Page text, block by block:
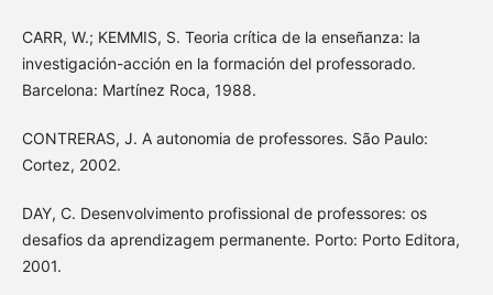
CARR, W.; KEMMIS, S. Teoria crítica de la enseñanza: la
investigación-acción en la formación del professorado.
Barcelona: Martínez Roca, 1988.
CONTRERAS, J. A autonomia de professores. São Paulo:
Cortez, 2002.
DAY, C. Desenvolvimento profissional de professores: os
desafios da aprendizagem permanente. Porto: Porto Editora,
2001.